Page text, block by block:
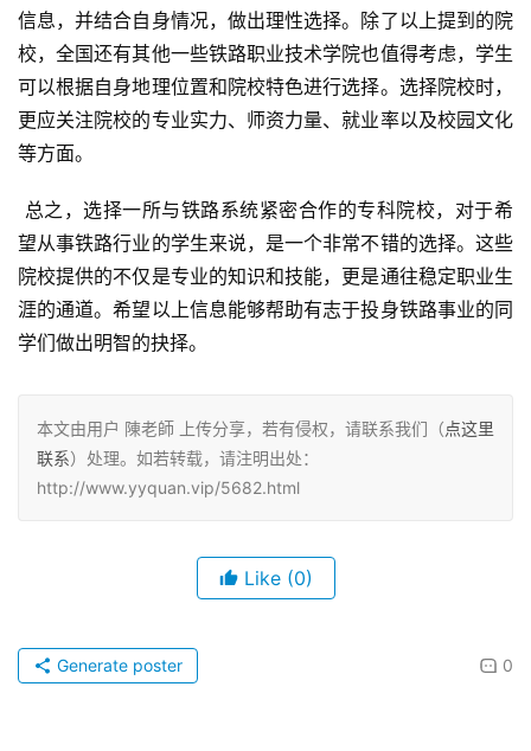
信息，并结合自身情况，做出理性选择。除了以上提到的院
校，全国还有其他一些铁路职业技术学院也值得考虑，学生
可以根据自身地理位置和院校特色进行选择。选择院校时，
更应关注院校的专业实力、师资力量、就业率以及校园文化
等方面。
望从事铁路行业的学生来说，是一个非常不错的选择。这些
院校提供的不仅是专业的知识和技能，更是通往稳定职业生
涯的通道。希望以上信息能够帮助有志于投身铁路事业的同
学们做出明智的抉择。
本文由用户 陳老師 上传分享，若有侵权，请联系我们（点这里
联系）处理。如若转载，请注明出处：
http://www.yyquan.vip/5682.html
Like (0)
0
Generate poster